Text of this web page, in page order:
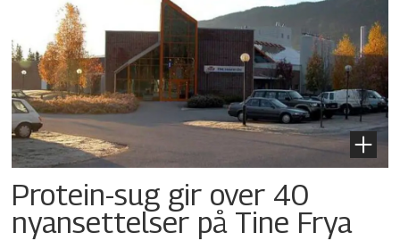
Protein-sug gir over 40
nyansettelser på Tine Frya